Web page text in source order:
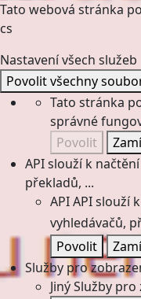
Tato webová stránka
cs
Nastavení všech služeb
Povolit všechny
Tato stránka
správné
Povolit
API slouží k
překladů, ...
APIAPI slouží
vyhledávačů,
Povolit
Služby pro
JinýSlužby pro